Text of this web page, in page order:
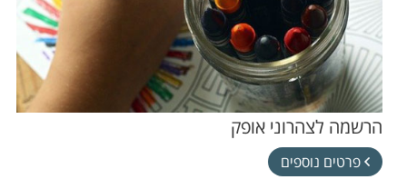
הרשמה לצהרוני אופק
פרטים נוספים